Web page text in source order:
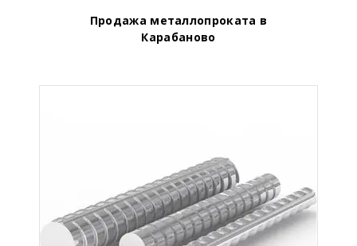
Продажа металлопроката в
Карабаново